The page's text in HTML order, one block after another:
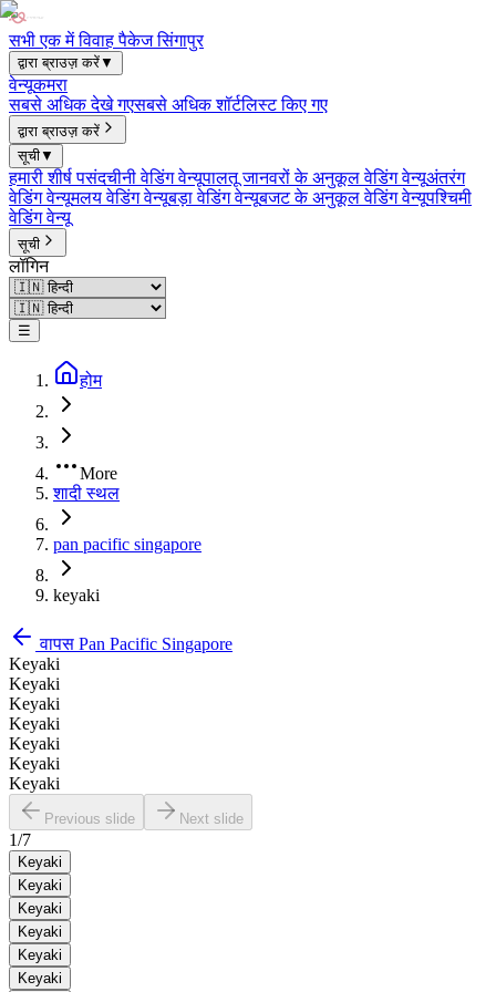
सभी एक में विवाह पैकेज सिंगापुर
द्वारा ब्राउज़ करें▼
वेन्यूकमरा
सबसे अधिक देखे गएसबसे अधिक शॉर्टलिस्ट किए गए
द्वारा ब्राउज़ करें
सूची▼
हमारी शीर्ष पसंदचीनी वेडिंग वेन्यूपालतू जानवरों के अनुकूल वेडिंग वेन्यूअंतरंग
वेडिंग वेन्यूमलय वेडिंग वेन्यूबड़ा वेडिंग वेन्यूबजट के अनुकूल वेडिंग वेन्यूपश्चिमी
वेडिंग वेन्यू
सूची
लॉगिन
☰
होम
More
शादी स्थल
pan pacific singapore
keyaki
वापस Pan Pacific Singapore
Keyaki
Keyaki
Keyaki
Keyaki
Keyaki
Keyaki
Keyaki
Previous slide Next slide
1/7
Keyaki
Keyaki
Keyaki
Keyaki
Keyaki
Keyaki